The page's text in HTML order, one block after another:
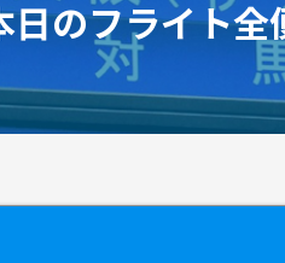
日のフライト全